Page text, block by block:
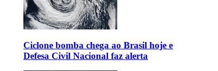
Ciclone bomba chega ao Brasil hoje e
Defesa Civil Nacional faz alerta